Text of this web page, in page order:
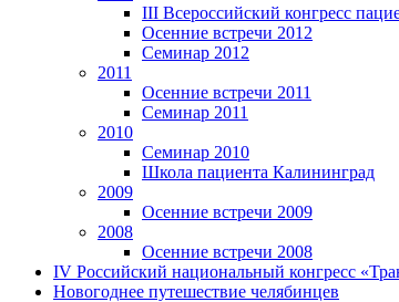
III Всероссийский конгресс
Осенние встречи 2012
Семинар 2012
2011
Осенние встречи 2011
Семинар 2011
2010
Семинар 2010
Школа пациента Калининград
2009
Осенние встречи 2009
2008
Осенние встречи 2008
IV Российский национальный конгресс
Новогоднее путешествие челябинцев